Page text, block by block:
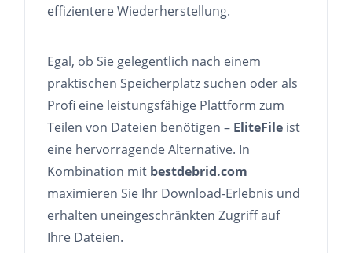
effizientere Wiederherstellung.
Egal, ob Sie gelegentlich nach einem
praktischen Speicherplatz suchen oder als
Profi eine leistungsfähige Plattform zum
Teilen von Dateien benötigen – EliteFile ist
eine hervorragende Alternative. In
Kombination mit bestdebrid.com
maximieren Sie Ihr Download-Erlebnis und
erhalten uneingeschränkten Zugriff auf
Ihre Dateien.